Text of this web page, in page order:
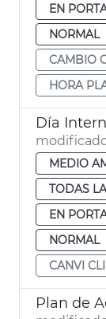
EN
NORMAL
CAMBIO
HORA
Día
MEDIO
TODAS
EN
NORMAL
CANVI